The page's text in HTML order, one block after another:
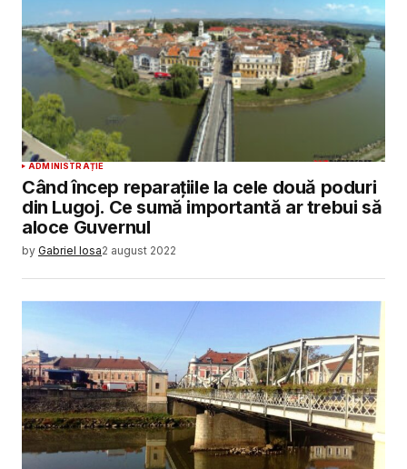
ADMINISTRAȚIE
Când încep reparațiile la cele două poduri
din Lugoj. Ce sumă importantă ar trebui să
aloce Guvernul
by Gabriel Iosa2 august 2022